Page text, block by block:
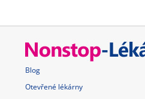
Blog
Otevřené lékárny